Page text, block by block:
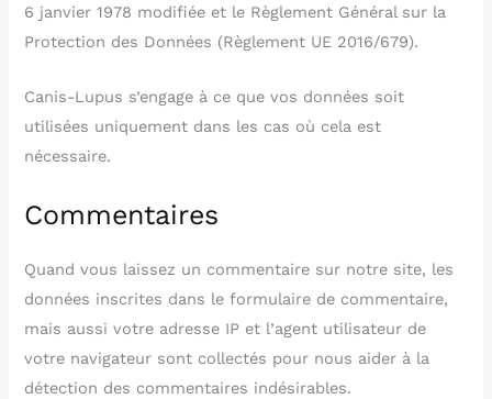
6 janvier 1978 modifiée et le Règlement Général sur la
Protection des Données (Règlement UE 2016/679).
Canis-Lupus s’engage à ce que vos données soit
utilisées uniquement dans les cas où cela est
nécessaire.
Commentaires
Quand vous laissez un commentaire sur notre site, les
données inscrites dans le formulaire de commentaire,
mais aussi votre adresse IP et l’agent utilisateur de
votre navigateur sont collectés pour nous aider à la
détection des commentaires indésirables.